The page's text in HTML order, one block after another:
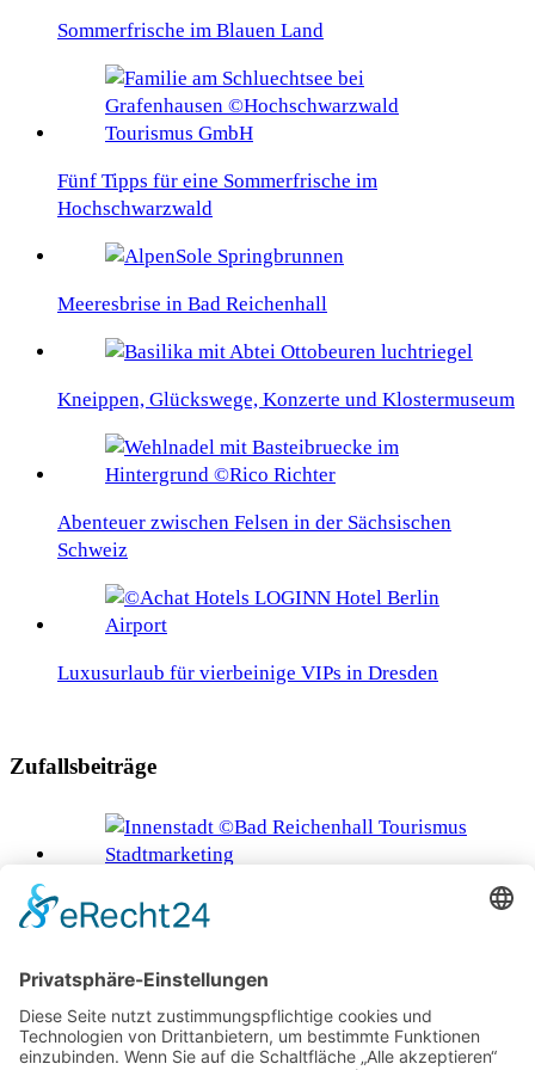
Sommerfrische im Blauen Land
Fünf Tipps für eine Sommerfrische im
Hochschwarzwald
Meeresbrise in Bad Reichenhall
Kneippen, Glückswege, Konzerte und Klostermuseum
Abenteuer zwischen Felsen in der Sächsischen
Schweiz
Luxusurlaub für vierbeinige VIPs in Dresden
Zufallsbeiträge
Sommerfrische in Bad Reichenhall
Isola Albarella – Insel der Glückseligen